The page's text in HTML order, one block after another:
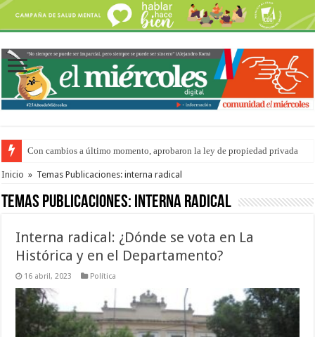
Con cambios a último momento, aprobaron la ley de propiedad privada
Del viernes 7 al domingo 9 de agosto: la agenda ¿A dónde ir? para este
Inicio » Temas Publicaciones: interna radical
Temas Publicaciones: interna radical
Interna radical: ¿Dónde se vota en La
Histórica y en el Departamento?
16 abril, 2023 Política